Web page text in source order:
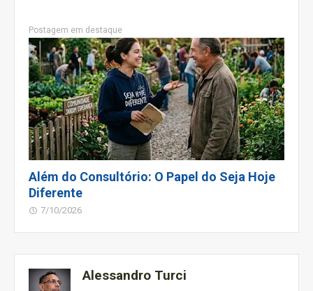
Postagem em destaque
Além do Consultório: O Papel do Seja Hoje
Diferente
7/10/2026
Alessandro Turci